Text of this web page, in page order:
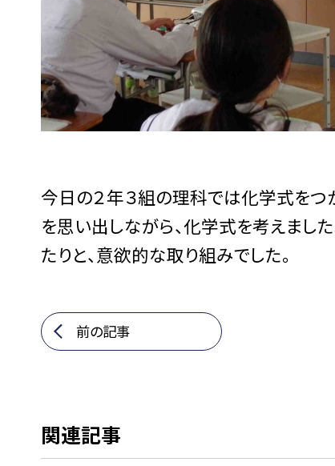
今日の２年３組の理科では化学式を
を思い出しながら、化学式を考えまし
たりと、意欲的な取り組みでした。
前の記事
関連記事